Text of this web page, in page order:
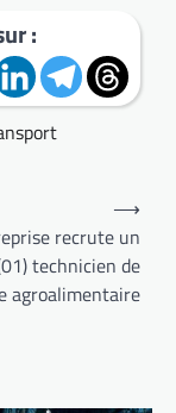
:
recrute un
technicien de
agroalimentaire
⟶